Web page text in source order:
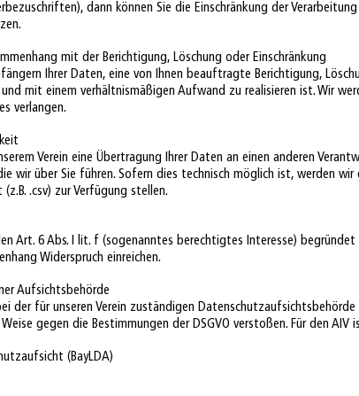
dann können Sie die Einschränkung der
mit der Berichtigung, Löschung oder Einschränkung
Ihrer Daten, eine von Ihnen beauftragte Berichtigung,
mit einem verhältnismäßigen Aufwand zu realisieren ist. Wir
verlangen.
Verein eine Übertragung Ihrer Daten an einen anderen
wir über Sie führen. Sofern dies technisch möglich ist, werden wir
.csv) zur Verfügung stellen.
Art. 6 Abs. I lit. f (sogenanntes berechtigtes Interesse) begründet
Widerspruch einreichen.
Aufsichtsbehörde
der für unseren Verein zuständigen Datenschutzaufsichtsbehörde
gegen die Bestimmungen der DSGVO verstoßen. Für den
(BayLDA)